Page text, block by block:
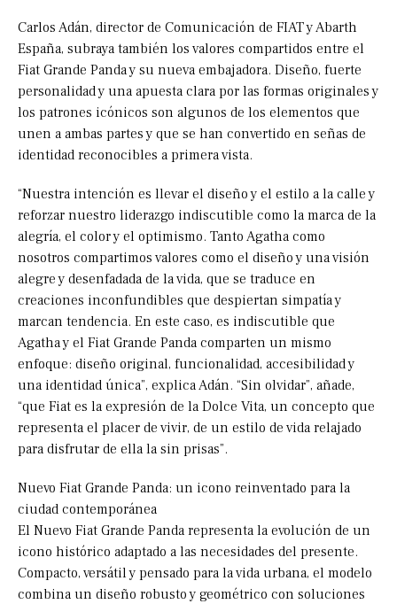
Carlos Adán, director de Comunicación de FIAT y Abarth
España, subraya también los valores compartidos entre el
Fiat Grande Panda y su nueva embajadora. Diseño, fuerte
personalidad y una apuesta clara por las formas originales y
los patrones icónicos son algunos de los elementos que
unen a ambas partes y que se han convertido en señas de
identidad reconocibles a primera vista.
“Nuestra intención es llevar el diseño y el estilo a la calle y
reforzar nuestro liderazgo indiscutible como la marca de la
alegría, el color y el optimismo. Tanto Agatha como
nosotros compartimos valores como el diseño y una visión
alegre y desenfadada de la vida, que se traduce en
creaciones inconfundibles que despiertan simpatía y
marcan tendencia. En este caso, es indiscutible que
Agatha y el Fiat Grande Panda comparten un mismo
enfoque: diseño original, funcionalidad, accesibilidad y
una identidad única”, explica Adán. “Sin olvidar”, añade,
“que Fiat es la expresión de la Dolce Vita, un concepto que
representa el placer de vivir, de un estilo de vida relajado
para disfrutar de ella la sin prisas”.
Nuevo Fiat Grande Panda: un icono reinventado para la
ciudad contemporánea
El Nuevo Fiat Grande Panda representa la evolución de un
icono histórico adaptado a las necesidades del presente.
Compacto, versátil y pensado para la vida urbana, el modelo
combina un diseño robusto y geométrico con soluciones